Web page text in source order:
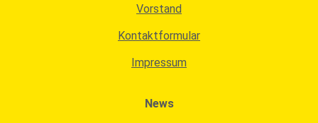
Vorstand
Kontaktformular
Impressum
News